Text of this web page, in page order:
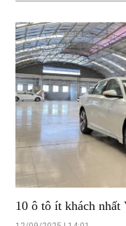
10 ô tô ít khách nhất
xe Hàn, Nhật